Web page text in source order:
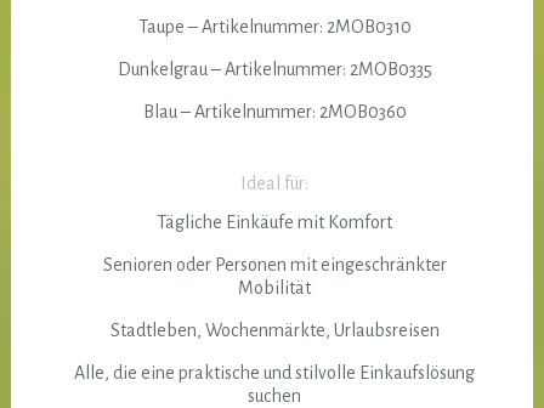
Taupe – Artikelnummer: 2MOB0310
Dunkelgrau – Artikelnummer: 2MOB0335
Blau – Artikelnummer: 2MOB0360
Ideal für:
Tägliche Einkäufe mit Komfort
Senioren oder Personen mit eingeschränkter
Mobilität
Stadtleben, Wochenmärkte, Urlaubsreisen
Alle, die eine praktische und stilvolle Einkaufslösung
suchen